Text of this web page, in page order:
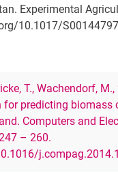
Experimental
10.1017/
T., Wachendorf,
for predicting biomass
Computers and
– 260.